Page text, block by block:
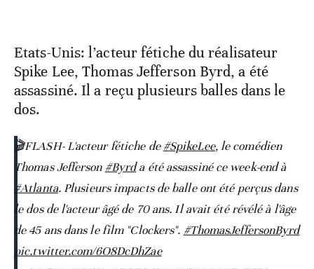
Etats-Unis: l’acteur fétiche du réalisateur
Spike Lee, Thomas Jefferson Byrd, a été
assassiné. Il a reçu plusieurs balles dans le
dos.
🎬FLASH- L'acteur fétiche de#SpikeLee, le comédien
Thomas Jefferson #Byrda été assassiné ce week-end à
#Atlanta. Plusieurs impacts de balle ont été perçus dans
le dos de l'acteur âgé de 70 ans. Il avait été révélé à l'âge
de 45 ans dans le film "Clockers". #ThomasJeffersonByrd
pic.twitter.com/6O8DcDhZae